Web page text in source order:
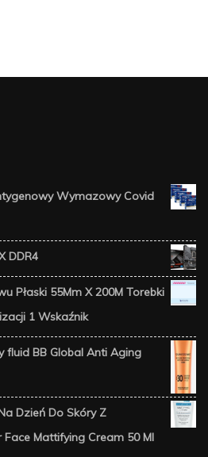
Wymazowy Covid
DDR4
Płaski 55Mm X 200M Torebki
1 Wskaźnik
fluid BB Global Anti Aging
Dzień Do Skóry Z
Mattifying Cream 50 Ml